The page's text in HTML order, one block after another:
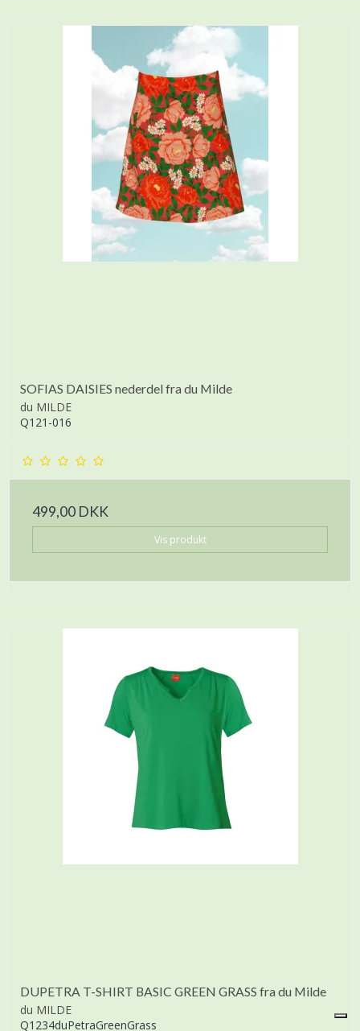
SOFIAS DAISIES nederdel fra du Milde
du MILDE
Q121-016
499,00 DKK
Vis produkt
DUPETRA T-SHIRT BASIC GREEN GRASS fra du Milde
du MILDE
Q1234duPetraGreenGrass